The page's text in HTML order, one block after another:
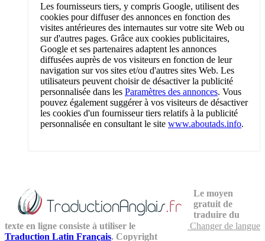
Les fournisseurs tiers, y compris Google, utilisent des
cookies pour diffuser des annonces en fonction des
visites antérieures des internautes sur votre site Web ou
sur d'autres pages. Grâce aux cookies publicitaires,
Google et ses partenaires adaptent les annonces
diffusées auprès de vos visiteurs en fonction de leur
navigation sur vos sites et/ou d'autres sites Web. Les
utilisateurs peuvent choisir de désactiver la publicité
personnalisée dans les Paramètres des annonces. Vous
pouvez également suggérer à vos visiteurs de désactiver
les cookies d'un fournisseur tiers relatifs à la publicité
personnalisée en consultant le site www.aboutads.info.
Changer de langue
Le moyen
gratuit de
traduire du
texte en ligne consiste à utiliser le
Traduction Latin Français. Copyright